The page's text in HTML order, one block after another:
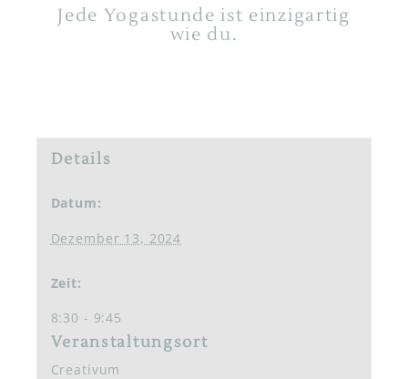
Jede Yogastunde ist einzigartig
wie du.
Details
Datum:
Dezember 13, 2024
Zeit:
8:30 - 9:45
Veranstaltungsort
Creativum